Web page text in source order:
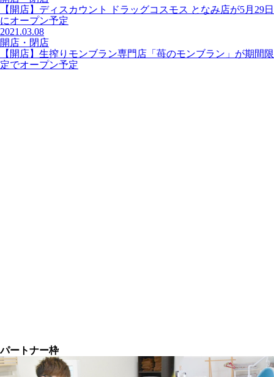
【開店】ディスカウント ドラッグコスモス となみ店が5月29日
にオープン予定
2021.03.08
開店・閉店
【開店】生搾りモンブラン専門店「苺のモンブラン」が期間限
定でオープン予定
パートナー枠